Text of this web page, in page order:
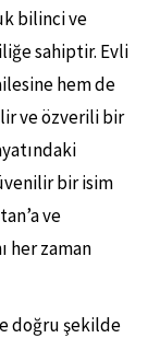
bilinci ve
sahiptir. Evli
hem de
ve özverili bir
bir isim
ve
her zaman
doğru şekilde